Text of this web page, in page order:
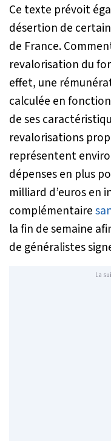
Ce texte prévoit
désertion de
de France.
revalorisation du
effet, une
calculée en
de ses
revalorisations
représentent
dépenses en plus
milliard d’euros en
complémentaire
la fin de semaine
de généralistes
La